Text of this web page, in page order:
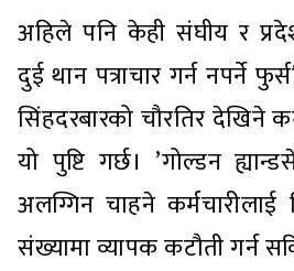
अहिले पनि केही संघीय र
दुई थान पत्राचार गर्न नपर्ने
सिंहदरबारको चौरतिर देखिने
यो पुष्टि गर्छ। ’गोल्डन
अलग्गिन चाहने कर्मचारीलाई
संख्यामा व्यापक कटौती गर्न